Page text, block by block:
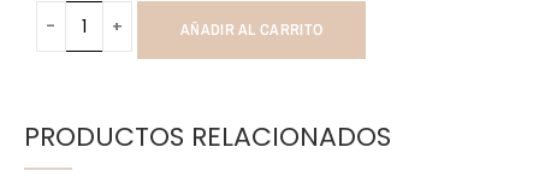
AÑADIR AL CARRITO
PRODUCTOS RELACIONADOS